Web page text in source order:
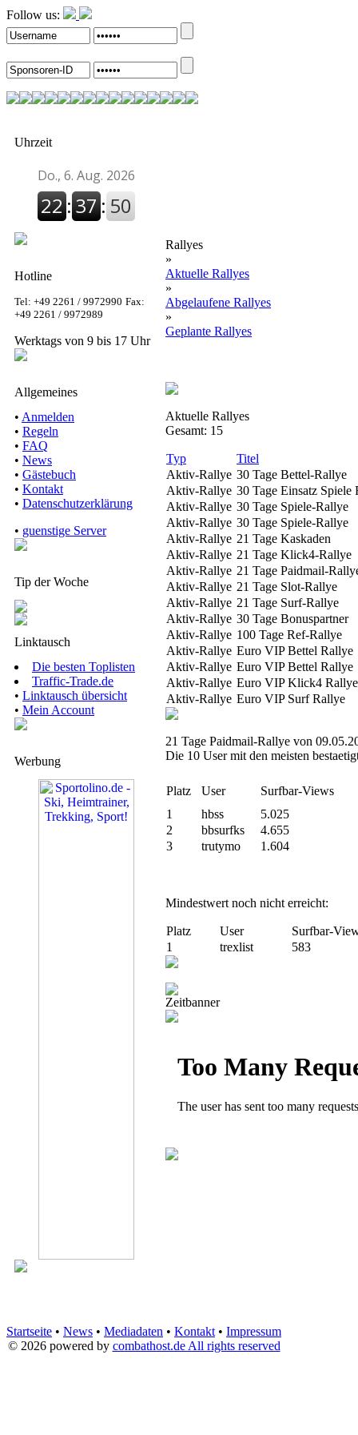
Follow us:
Uhrzeit
Hotline
Tel: +49 2261 / 9972990 Fax:
+49 2261 / 9972989
Werktags von 9 bis 17 Uhr
Allgemeines
• Anmelden
• Regeln
• FAQ
• News
• Gästebuch
• Kontakt
• Datenschutzerklärung
• guenstige Server
Tip der Woche
Linktausch
Die besten Toplisten
Traffic-Trade.de
• Linktausch übersicht
• Mein Account
Werbung
Rallyes
»
Aktuelle Rallyes
»
Abgelaufene Rallyes
»
Geplante Rallyes
Aktuelle Rallyes
Gesamt: 15
Typ
Titel
Aktiv-Rallye 30 Tage Bettel-Rallye
Aktiv-Rallye 30 Tage Einsatz Spiele
Aktiv-Rallye 30 Tage Spiele-Rallye
Aktiv-Rallye 30 Tage Spiele-Rallye
Aktiv-Rallye 21 Tage Kaskaden
Aktiv-Rallye 21 Tage Klick4-Rallye
Aktiv-Rallye 21 Tage Paidmail-
Aktiv-Rallye 21 Tage Slot-Rallye
Aktiv-Rallye 21 Tage Surf-Rallye
Aktiv-Rallye 30 Tage Bonuspartner
Aktiv-Rallye 100 Tage Ref-Rallye
Aktiv-Rallye Euro VIP Bettel Rallye
Aktiv-Rallye Euro VIP Bettel Rallye
Aktiv-Rallye Euro VIP Klick4 Rallye
Aktiv-Rallye Euro VIP Surf Rallye
21 Tage Paidmail-Rallye von
Die 10 User mit den meisten
Platz User
Surfbar-Views
1
hbss
5.025
2
bbsurfks
4.655
3
trutymo 1.604
Mindestwert noch nicht erreicht:
Platz User
Surfbar-
1
trexlist 583
Zeitbanner
Startseite • News • Mediadaten • Kontakt • Impressum
© 2026powered by combathost.de All rights reserved